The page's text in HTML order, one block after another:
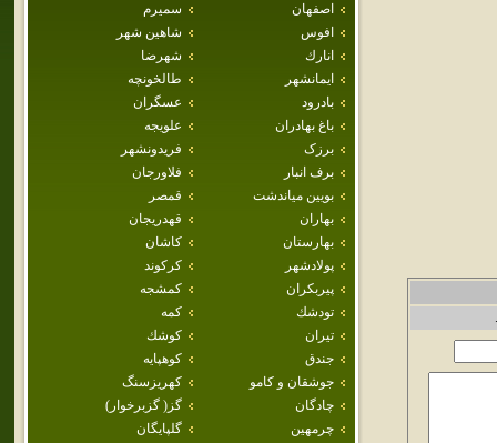
اصفهان
سميرم
افوس
شاهين شهر
انارك
شهرضا
ايمانشهر
طالخونچه
بادرود
عسگران
باغ بهادران
علويجه
برزک
فريدونشهر
برف انبار
فلاورجان
بويين مياندشت
قمصر
بهاران
قهدريجان
بهارستان
كاشان
پولادشهر
كركوند
پيربكران
كمشجه
تودشك
كمه
تيران
كوشك
جندق
كوهپايه
جوشقان و كامو
كهريزسنگ
چادگان
گز( گزبرخوار)
چرمهين
گلپايگان